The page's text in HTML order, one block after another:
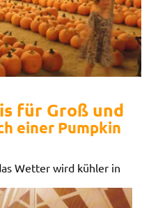
für Groß und
einer Pumpkin
Wetter wird kühler in